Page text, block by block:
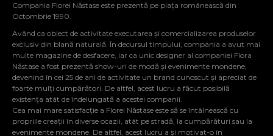
Compania Florei Năstase este prezentă pe piața românească din
Octombrie 1990.
Având ca obiect de activitate executarea și comercializarea produselor
exclusiv din blană naturală. În decursul timpului, compania a avut mai
multe magazine de desfacere, iar ca unic designer al companiei Flora
Năstase a fost prezentă show-uri de modă și evenimente mondene,
devenind în cei 25 de ani de activitate un brand cunoscut și apreciat de
foarte mulți cumpărători. De altfel, acest lucru a făcut posibilă
existența atât de îndelungată a acestei companii.
Cea mai mare satisfacție a Florei Năstase este să se întâlnească cu
propriile creații în diverse ocazii, atât pe stradă, la cumpărături sau la
evenimente mondene. De altfel, acest lucru a și motivat-o în